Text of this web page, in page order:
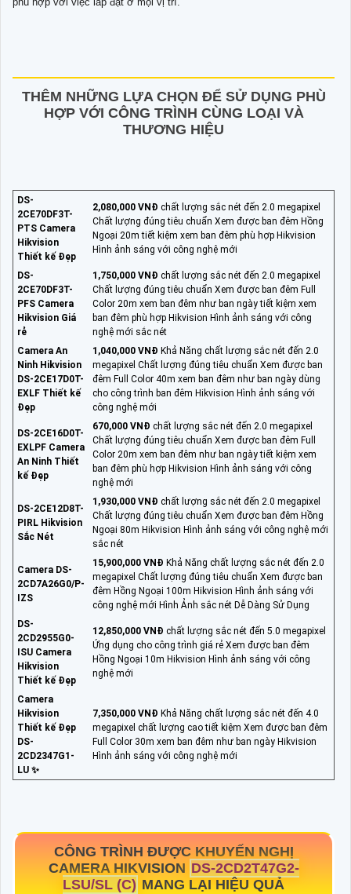
THÊM NHỮNG LỰA CHỌN ĐỂ SỬ DỤNG PHÙ
HỢP VỚI CÔNG TRÌNH CÙNG LOẠI VÀ
THƯƠNG HIỆU
DS-
2CE70DF3T-
PTS Camera
Hikvision
Thiết kế Đẹp
2,080,000 VNĐ chất lượng sắc nét đến 2.0 megapixel
Chất lượng đúng tiêu chuẩn Xem được ban đêm Hồng
Ngoại 20m tiết kiệm xem ban đêm phù hợp Hikvision
Hình ảnh sáng với công nghệ mới
DS-
2CE70DF3T-
PFS Camera
Hikvision Giá
rẻ
1,750,000 VNĐ chất lượng sắc nét đến 2.0 megapixel
Chất lượng đúng tiêu chuẩn Xem được ban đêm Full
Color 20m xem ban đêm như ban ngày tiết kiệm xem
ban đêm phù hợp Hikvision Hình ảnh sáng với công
nghệ mới sắc nét
Camera An
Ninh Hikvision
DS-2CE17D0T-
EXLF Thiết kế
Đẹp
1,040,000 VNĐ Khả Năng chất lượng sắc nét đến 2.0
megapixel Chất lượng đúng tiêu chuẩn Xem được ban
đêm Full Color 40m xem ban đêm như ban ngày dùng
cho công trình ban đêm Hikvision Hình ảnh sáng với
công nghệ mới
DS-2CE16D0T-
EXLPF Camera
An Ninh Thiết
kế Đẹp
670,000 VNĐ chất lượng sắc nét đến 2.0 megapixel
Chất lượng đúng tiêu chuẩn Xem được ban đêm Full
Color 20m xem ban đêm như ban ngày tiết kiệm xem
ban đêm phù hợp Hikvision Hình ảnh sáng với công
nghệ mới
DS-2CE12D8T-
PIRL Hikvision
Sắc Nét
1,930,000 VNĐ chất lượng sắc nét đến 2.0 megapixel
Chất lượng đúng tiêu chuẩn Xem được ban đêm Hồng
Ngoại 80m Hikvision Hình ảnh sáng với công nghệ mới
sắc nét
Camera DS-
2CD7A26G0/P-
IZS
15,900,000 VNĐ Khả Năng chất lượng sắc nét đến 2.0
megapixel Chất lượng đúng tiêu chuẩn Xem được ban
đêm Hồng Ngoại 100m Hikvision Hình ảnh sáng với
công nghệ mới Hình Ảnh sắc nét Dễ Dàng Sử Dụng
DS-
2CD2955G0-
ISU Camera
Hikvision
Thiết kế Đẹp
12,850,000 VNĐ chất lượng sắc nét đến 5.0 megapixel
Ứng dụng cho công trình giá rẻ Xem được ban đêm
Hồng Ngoại 10m Hikvision Hình ảnh sáng với công
nghệ mới
Camera
Hikvision
Thiết kế Đẹp
DS-
2CD2347G1-
LU ✨
7,350,000 VNĐ Khả Năng chất lượng sắc nét đến 4.0
megapixel chất lượng cao tiết kiệm Xem được ban đêm
Full Color 30m xem ban đêm như ban ngày Hikvision
Hình ảnh sáng với công nghệ mới
CÔNG TRÌNH ĐƯỢC KHUYẾN NGHỊ
CAMERA HIKVISION DS-2CD2T47G2-
LSU/SL (C) MANG LẠI HIỆU QUẢ